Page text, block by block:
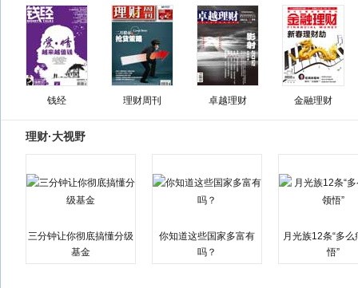
钱经 理财周刊 卓越理财 金融理财
理财·大视野
三分钟让你彻底搞懂分级
基金
你知道这些国家多富有
吗？
月光族12条“多么
悟”